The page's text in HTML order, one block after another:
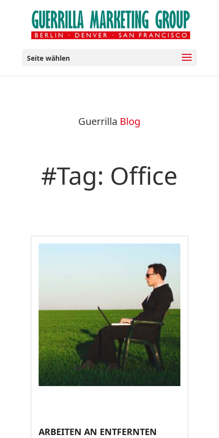
Seite wählen
Guerrilla Blog
#Tag: Office
ARBEITEN AN ENTFERNTEN